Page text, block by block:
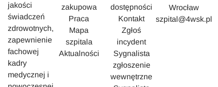
jakości
świadczeń
zdrowotnych,
zapewnienie
fachowej
kadry
medycznej i
zakupowa
Praca
Mapa
szpitala
Aktualności
dostępności
Kontakt
Zgłoś
incydent
Sygnalista
zgłoszenie
wewnętrzne
Wrocław
szpital@4wsk.pl